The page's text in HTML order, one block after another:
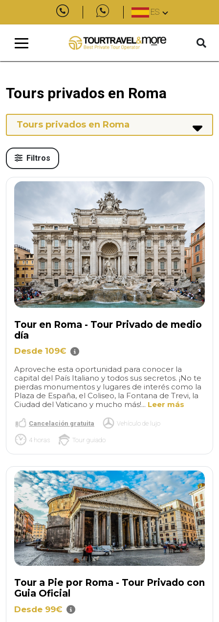
ES
Tours privados en Roma
Tours privados en Roma
Filtros
Tour en Roma - Tour Privado de medio
día
Desde 109€
Aproveche esta oportunidad para conocer la
capital del País Italiano y todos sus secretos. ¡No te
pierdas monumentos y lugares de interés como la
Plaza de España, el Coliseo, la Fontana de Trevi, la
Ciudad del Vaticano y mucho más!... Leer más
Cancelación gratuita Vehículo de lujo
4 horas Tour guiado
Tour a Pie por Roma - Tour Privado con
Guia Oficial
Desde 99€